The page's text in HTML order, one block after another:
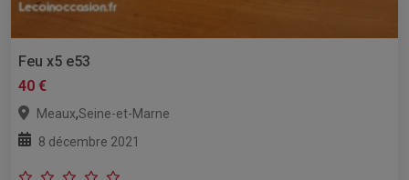
Feu x5 e53
40 €
Meaux,Seine-et-Marne
8 décembre 2021